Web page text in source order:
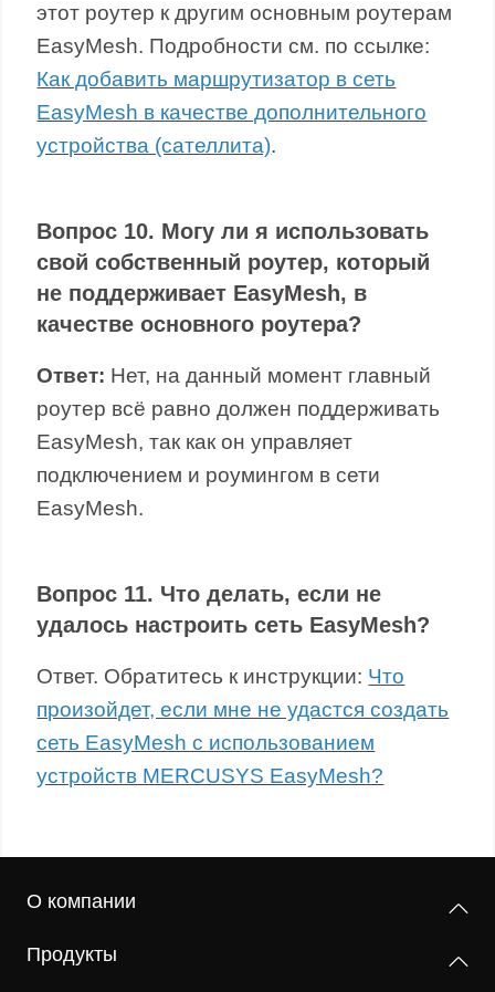
этот роутер к другим основным роутерам
EasyMesh. Подробности см. по ссылке:
Как добавить маршрутизатор в сеть
EasyMesh в качестве дополнительного
устройства (сателлита).
Вопрос 10. Могу ли я использовать
свой собственный роутер, который
не поддерживает EasyMesh, в
качестве основного роутера?
Ответ: Нет, на данный момент главный
роутер всё равно должен поддерживать
EasyMesh, так как он управляет
подключением и роумингом в сети
EasyMesh.
Вопрос 11. Что делать, если не
удалось настроить сеть EasyMesh?
Ответ. Обратитесь к инструкции: Что
произойдет, если мне не удастся создать
сеть EasyMesh с использованием
устройств MERCUSYS EasyMesh?
О компании
Продукты